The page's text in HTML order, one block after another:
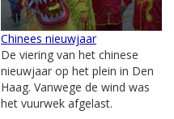
Chinees nieuwjaar
De viering van het chinese
nieuwjaar op het plein in Den
Haag. Vanwege de wind was
het vuurwek afgelast.